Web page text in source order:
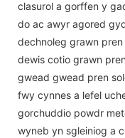
clasurol a gorffen y
do ac awyr agored
dechnoleg grawn
dewis cotio grawn
gwead gwead pren
fwy cynnes a lefel
gorchuddio powdr
wyneb yn sgleiniog a